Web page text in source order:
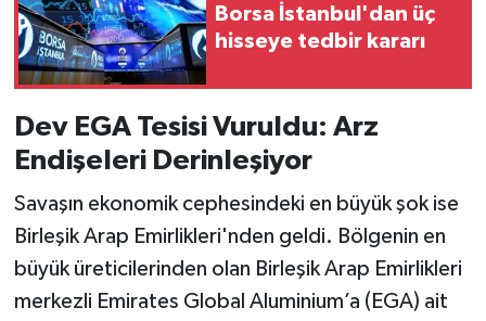
Borsa İstanbul'dan üç
hisseye tedbir kararı
Dev EGA Tesisi Vuruldu: Arz
Endişeleri Derinleşiyor
Savaşın ekonomik cephesindeki en büyük şok ise
Birleşik Arap Emirlikleri'nden geldi. Bölgenin en
büyük üreticilerinden olan Birleşik Arap Emirlikleri
merkezli Emirates Global Aluminium’a (EGA) ait